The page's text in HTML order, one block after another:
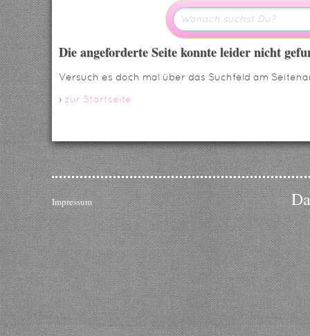
Die angeforderte Seite konnte leider nicht
Versuch es doch mal über das Suchfeld am
› zur Startseite
Impressum